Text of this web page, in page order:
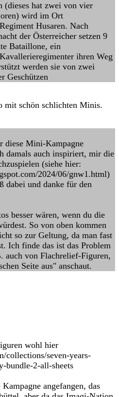
(dieses hat zwei von vier
wird im Ort
Husaren. Nach
der Österreicher setzen 9
Bataillone, ein
ihren Weg
werden sie von zwei
Geschützen
mit schön schlichten Minis.
diese Mini-Kampagne
damals auch inspiriert, mir die
(siehe hier:
2024/06/gnw1.html)
dabei und danke für den
besser wären, wenn du die
So von oben kommen
so zur Geltung, da man fast
Ich finde das ist das Problem
auch von Flachrelief-Figuren,
Seite aus" anschaut.
wohl hier
collections/seven-years-
bundle-2-all-sheets
angefangen, das